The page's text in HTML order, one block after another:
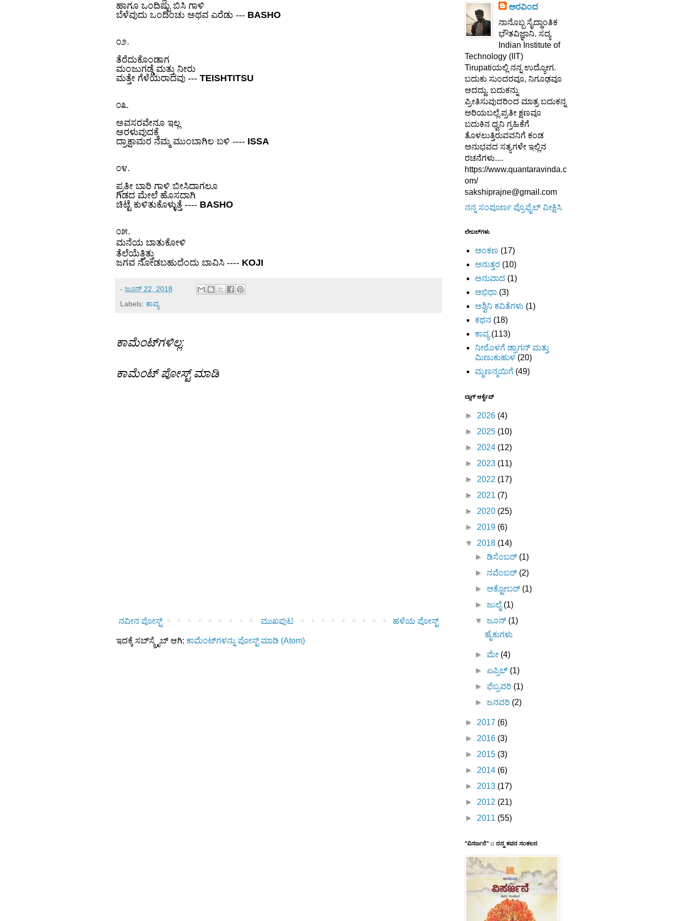
ಹಾಗೂ ಒಂದಿಷ್ಟು ಬಿಸಿ ಗಾಳಿ
ಬೆಳೆವುದು ಒಂದಿಂಚು ಅಥವ ಎರೆಡು --- BASHO
೦೨.
ತೆರೆದುಕೊಂಡಾಗ
ಮಂಜುಗಡ್ಡೆ ಮತ್ತು ನೀರು
ಮತ್ತೇ ಗೆಳೆಯರಾದವು --- TEISHTITSU
೦೩.
ಅವಸರವೇನೂ ಇಲ್ಲ
ಅರಳುವುದಕ್ಕೆ
ದ್ರಾಕ್ಷಾಮರ ನಮ್ಮ ಮುಂಬಾಗಿಲ ಬಳಿ ----ISSA
೦೪.
ಪ್ರತೀ ಬಾರಿ ಗಾಳಿ ಬೀಸಿದಾಗಲೂ
ಗಿಡದ ಮೇಲೆ ಹೊಸದಾಗಿ
ಚಿಟ್ಟೆ ಕುಳಿತುಕೊಳ್ಳುತ್ತೆ ---- BASHO
೦೫.
ಮನೆಯ ಬಾತುಕೋಳಿ
ತೆಲೆಯೆತ್ತಿತ್ತು
ಜಗವ ನೋಡಬಹುದೆಂದು ಬಾವಿಸಿ ---- KOJI
- ಜೂನ್ 22, 2018
Labels: ಕಾವ್ಯ
ಕಾಮೆಂಟ್‌ಗಳಿಲ್ಲ:
ಕಾಮೆಂಟ್‌‌ ಪೋಸ್ಟ್‌ ಮಾಡಿ
ನವೀನ ಪೋಸ್ಟ್ ಹಳೆಯ ಪೋಸ್ಟ್
ಮುಖಪುಟ
ಇದಕ್ಕೆ ಸಬ್‌ಸ್ಕ್ರೈಬ್‌ ಆಗಿ: ಕಾಮೆಂಟ್‌ಗಳನ್ನು ಪೋಸ್ಟ್ ಮಾಡಿ (Atom)
ಅರವಿಂದ
ನಾನೊಬ್ಬ ಸೈದ್ಧಾಂತಿಕ
ಭೌತವಿಜ್ಞಾನಿ. ಸದ್ಯ
Indian Institute of
Technology (IIT)
Tirupatiಯಲ್ಲಿ ನನ್ನ ಉದ್ಯೋಗ.
ಬದುಕು ಸುಂದರವೂ, ನಿಗೂಢವೂ
ಆದದ್ದು. ಬದುಕನ್ನು
ಪ್ರೀತಿಸುವುದರಿಂದ ಮಾತ್ರ ಬದುಕನ್ನ
ಅರಿಯಬಲ್ಲೆ.ಪ್ರತೀ ಕ್ಷಣವೂ
ಬದುಕಿನ ಧ್ವನಿ ಗ್ರಹಿಕೆಗೆ
ತೊಳಲುತ್ತಿರುವವನಿಗೆ ಕಂಡ
ಅನುಭವದ ಸತ್ಯಗಳೇ ಇಲ್ಲಿನ
ರಚನೆಗಳು....
https://www.quantaravinda.c
om/
sakshiprajne@gmail.com
ನನ್ನ ಸಂಪೂರ್ಣ ಪ್ರೊಫೈಲ್ ವೀಕ್ಷಿಸಿ
ಲೇಬಲ್‌ಗಳು
ಅಂಕಣ (17)
ಅನುತ್ತರ (10)
ಅನುವಾದ (1)
ಅಭಿಧಾ (3)
ಅಶ್ವಿನಿ ಕವಿತೆಗಳು (1)
ಕಥನ (18)
ಕಾವ್ಯ (113)
ನೀರೊಳಗೆ ಡ್ರಾಗನ್ ಮತ್ತು
ಮಿಣುಕುಹುಳ (20)
ಮೃಣನ್ಮಯಿಗೆ (49)
ಬ್ಲಾಗ್ ಆರ್ಕೈವ್
► 2026 (4)
► 2025 (10)
► 2024 (12)
► 2023 (11)
► 2022 (17)
► 2021 (7)
► 2020 (25)
► 2019 (6)
▼ 2018 (14)
► ಡಿಸೆಂಬರ್ (1)
► ನವೆಂಬರ್ (2)
► ಅಕ್ಟೋಬರ್ (1)
► ಜುಲೈ(1)
▼ ಜೂನ್ (1)
ಹೈಕುಗಳು
► ಮೇ (4)
► ಏಪ್ರಿಲ್ (1)
► ಫೆಬ್ರವರಿ (1)
► ಜನವರಿ (2)
► 2017 (6)
► 2016 (3)
► 2015 (3)
► 2014 (6)
► 2013 (17)
► 2012 (21)
► 2011 (55)
"ವಿಸರ್ಜನೆ" :: ನನ್ನ ಕವನ ಸಂಕಲನ